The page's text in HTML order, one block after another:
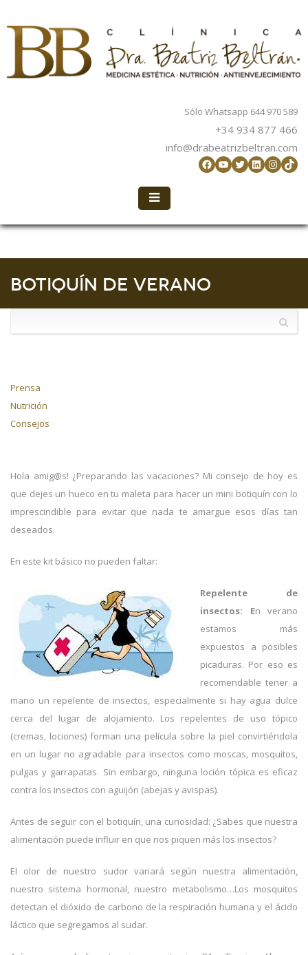
Sólo Whatsapp 644 970 589
+34 934 877 466
info@drabeatrizbeltran.com
Facebook
YouTube
Twitter
LinkedIn
Botiquín de Verano
Prensa
Nutrición
Consejos
Hola amig@s! ¿Preparando las vacaciones? Mi consejo de hoy es
que dejes un hueco en tu maleta para hacer un mini botiquín con lo
imprescindible para evitar que nada te amargue esos días tan
deseados.
En este kit básico no pueden faltar:
Repelente de
insectos: En verano
estamos más
expuestos a posibles
picaduras. Por eso es
recomendable tener a
mano un repelente de insectos, especialmente si hay agua dulce
cerca del lugar de alojamiento. Los repelentes de uso tópico
(cremas, lociones) forman una película sobre la piel convirtiéndola
en un lugar no agradable para insectos como moscas, mosquitos,
pulgas y garrapatas. Sin embargo, ninguna loción tópica es eficaz
contra los insectos con aguijón (abejas y avispas).
Antes de seguir con el botiquín, una curiosidad: ¿Sabes que nuestra
alimentación puede influir en que nos piquen más los insectos?
El olor de nuestro sudor variará según nuestra alimentación,
nuestro sistema hormonal, nuestro metabolismo…Los mosquitos
detectan el dióxido de carbono de la respiración humana y el ácido
láctico que segregamos al sudar.